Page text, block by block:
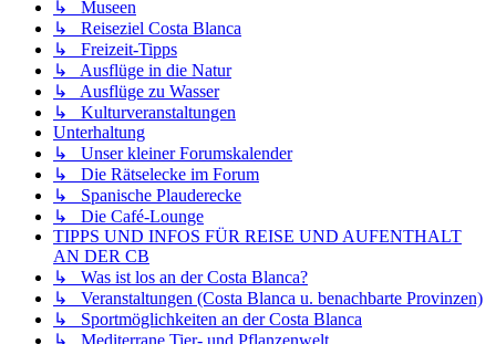
↳ Museen
↳ Reiseziel Costa Blanca
↳ Freizeit-Tipps
↳ Ausflüge in die Natur
↳ Ausflüge zu Wasser
↳ Kulturveranstaltungen
Unterhaltung
↳ Unser kleiner Forumskalender
↳ Die Rätselecke im Forum
↳ Spanische Plauderecke
↳ Die Café-Lounge
TIPPS UND INFOS FÜR REISE UND AUFENTHALT
AN DER CB
↳ Was ist los an der Costa Blanca?
↳ Veranstaltungen (Costa Blanca u. benachbarte Provinzen)
↳ Sportmöglichkeiten an der Costa Blanca